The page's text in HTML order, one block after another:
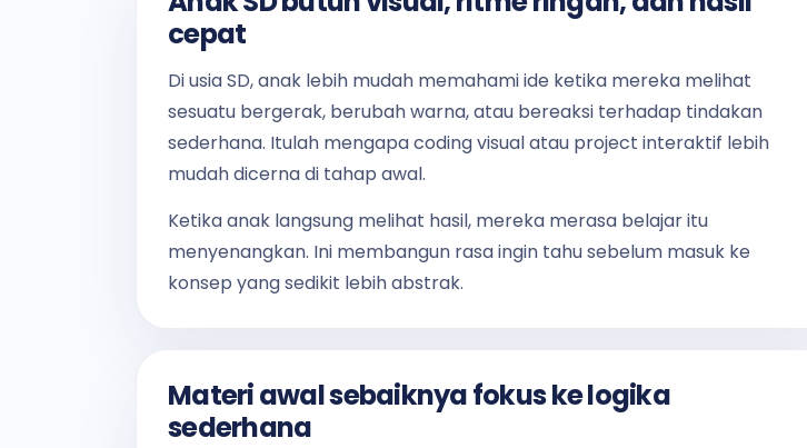
cepat
Di usia SD, anak lebih mudah memahami ide ketika mereka melihat
sesuatu bergerak, berubah warna, atau bereaksi terhadap tindakan
sederhana. Itulah mengapa coding visual atau project interaktif lebih
mudah dicerna di tahap awal.
Ketika anak langsung melihat hasil, mereka merasa belajar itu
menyenangkan. Ini membangun rasa ingin tahu sebelum masuk ke
konsep yang sedikit lebih abstrak.
Materi awal sebaiknya fokus ke logika
sederhana